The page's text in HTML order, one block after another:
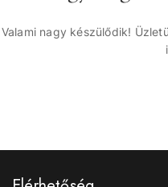
Valami nagy készülődik!